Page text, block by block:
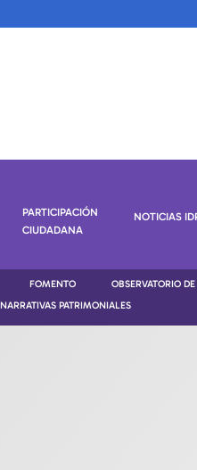
PARTICIPACIÓN
CIUDADANA
NOTICIAS
FOMENTO OBSERVATORIO
NARRATIVAS PATRIMONIALES